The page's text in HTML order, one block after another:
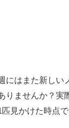
にはまた新し
りませんか？
見かけた時点